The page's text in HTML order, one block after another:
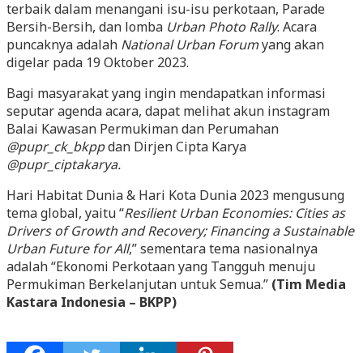
terbaik dalam menangani isu-isu perkotaan, Parade
Bersih-Bersih, dan lomba Urban Photo Rally. Acara
puncaknya adalah National Urban Forumyang akan
digelar pada 19 Oktober 2023.
Bagi masyarakat yang ingin mendapatkan informasi
seputar agenda acara, dapat melihat akun instagram
Balai Kawasan Permukiman dan Perumahan
@pupr_ck_bkppdan Dirjen Cipta Karya
@pupr_ciptakarya.
Hari Habitat Dunia & Hari Kota Dunia 2023 mengusung
tema global, yaitu “Resilient Urban Economies: Cities as
Drivers of Growth and Recovery; Financing a Sustainable
Urban Future for All,” sementara tema nasionalnya
adalah “Ekonomi Perkotaan yang Tangguh menuju
Permukiman Berkelanjutan untuk Semua.” (Tim Media
Kastara Indonesia – BKPP)